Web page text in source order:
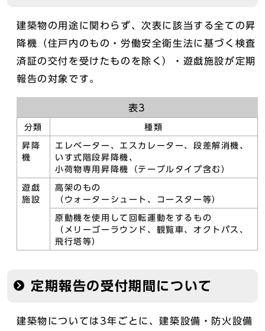
建築物の用途に関わらず、次表に該当する全ての昇
降機（住戸内のもの・労働安全衛生法に基づく検査
済証の交付を受けたものを除く）・遊戯施設が定期
報告の対象です。
表3
分類 種類
昇降
機
エレベーター、エスカレーター、段差解消機、
いす式階段昇降機、
小荷物専用昇降機（テーブルタイプ含む）
遊戯
施設
高架のもの
（ウォーターシュート、コースター等）
原動機を使用して回転運動をするもの
（メリーゴーラウンド、観覧車、オクトパス、
飛行塔等）
定期報告の受付期間について
建築物については3年ごとに、建築設備・防火設備